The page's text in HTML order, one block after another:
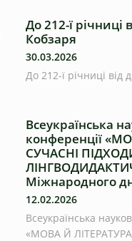
До 212-ї
Кобзаря
30.03.2026
До 212-ї річниці
Всеукраїнська
конференції
СУЧАСНІ
Міжнародного
12.02.2026
Всеукраїнська
«МОВА Й